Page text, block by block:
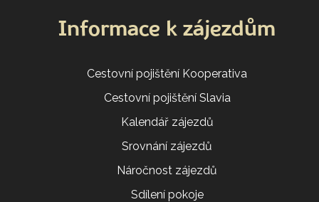
Informace k zájezdům
Cestovní pojištění Kooperativa
Cestovní pojištění Slavia
Kalendář zájezdů
Srovnání zájezdů
Náročnost zájezdů
Sdílení pokoje